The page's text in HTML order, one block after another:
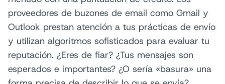
proveedores de buzones de email como Gmail y
Outlook prestan atención a tus prácticas de envío
y utilizan algoritmos sofisticados para evaluar tu
reputación. ¿Eres de fiar? ¿Tus mensajes son
esperados e importantes? ¿O sería «basura» una